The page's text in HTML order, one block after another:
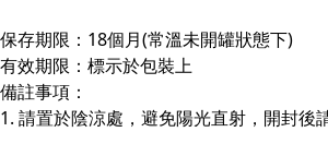
保存期限：18個月(常溫未開罐狀態下)
有效期限：標示於包裝上
備註事項：
1. 請置於陰涼處，避免陽光直射，開封後